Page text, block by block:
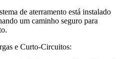
de aterramento está instalado
um caminho seguro para
e Curto-Circuitos: